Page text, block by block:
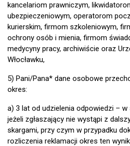
kancelariom prawniczym,
ubezpieczeniowym, operatorom
kurierskim, firmom szkoleniowym,
ochrony osób i mienia, firmom
medycyny pracy, archiwiście oraz
Włocławku,
5) Pani/Pana* dane osobowe
okres:
a) 3 lat od udzielenia odpowiedzi –
jeżeli zgłaszający nie wystąpi z
skargami, przy czym w przypadku
rozliczenia reklamacji okres ten